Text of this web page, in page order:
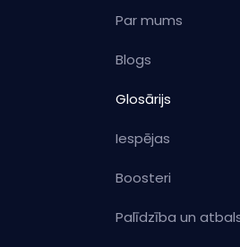
Par mums
Blogs
Glosārijs
Iespējas
Boosteri
Palīdzība un